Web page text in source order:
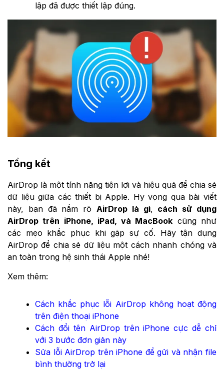
lập đã được thiết lập đúng.
Tổng kết
AirDrop là một tính năng tiện lợi và hiệu quả để chia sẻ
dữ liệu giữa các thiết bị Apple. Hy vọng qua bài viết
này, bạn đã nắm rõ AirDrop là gì, cách sử dụng
AirDrop trên iPhone, iPad, và MacBook cũng như
các mẹo khắc phục khi gặp sự cố. Hãy tận dụng
AirDrop để chia sẻ dữ liệu một cách nhanh chóng và
an toàn trong hệ sinh thái Apple nhé!
Xem thêm:
Cách khắc phục lỗi AirDrop không hoạt động
trên điện thoại iPhone
Cách đổi tên AirDrop trên iPhone cực dễ chỉ
với 3 bước đơn giản này
Sửa lỗi AirDrop trên iPhone để gửi và nhận file
bình thường trở lại